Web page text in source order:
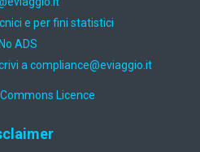
e per fini statistici
ADS
a ti.oiggaive@ecnailpmoc